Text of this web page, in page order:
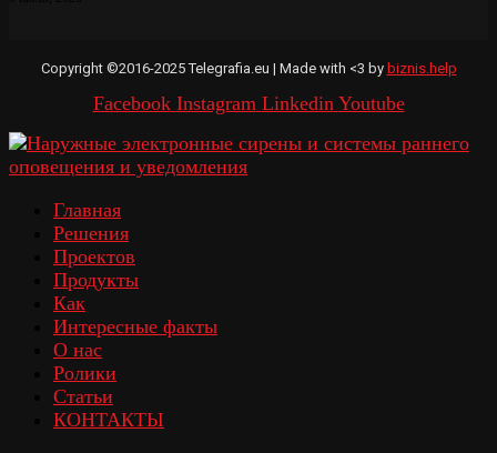
Copyright ©2016-2025 Telegrafia.eu | Made with <3 by biznis.help
Facebook Instagram Linkedin Youtube
Главная
Решения
Проектов
Продукты
Как
Интересные факты
О нас
Ролики
Статьи
КОНТАКТЫ